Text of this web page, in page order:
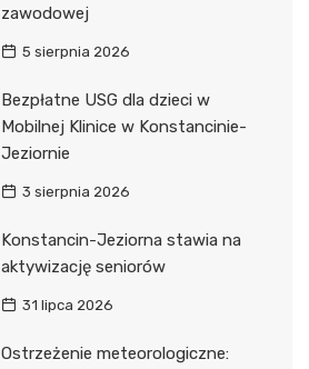
zawodowej
5 sierpnia 2026
Bezpłatne USG dla dzieci w
Mobilnej Klinice w Konstancinie-
Jeziornie
3 sierpnia 2026
Konstancin-Jeziorna stawia na
aktywizację seniorów
31 lipca 2026
Ostrzeżenie meteorologiczne: